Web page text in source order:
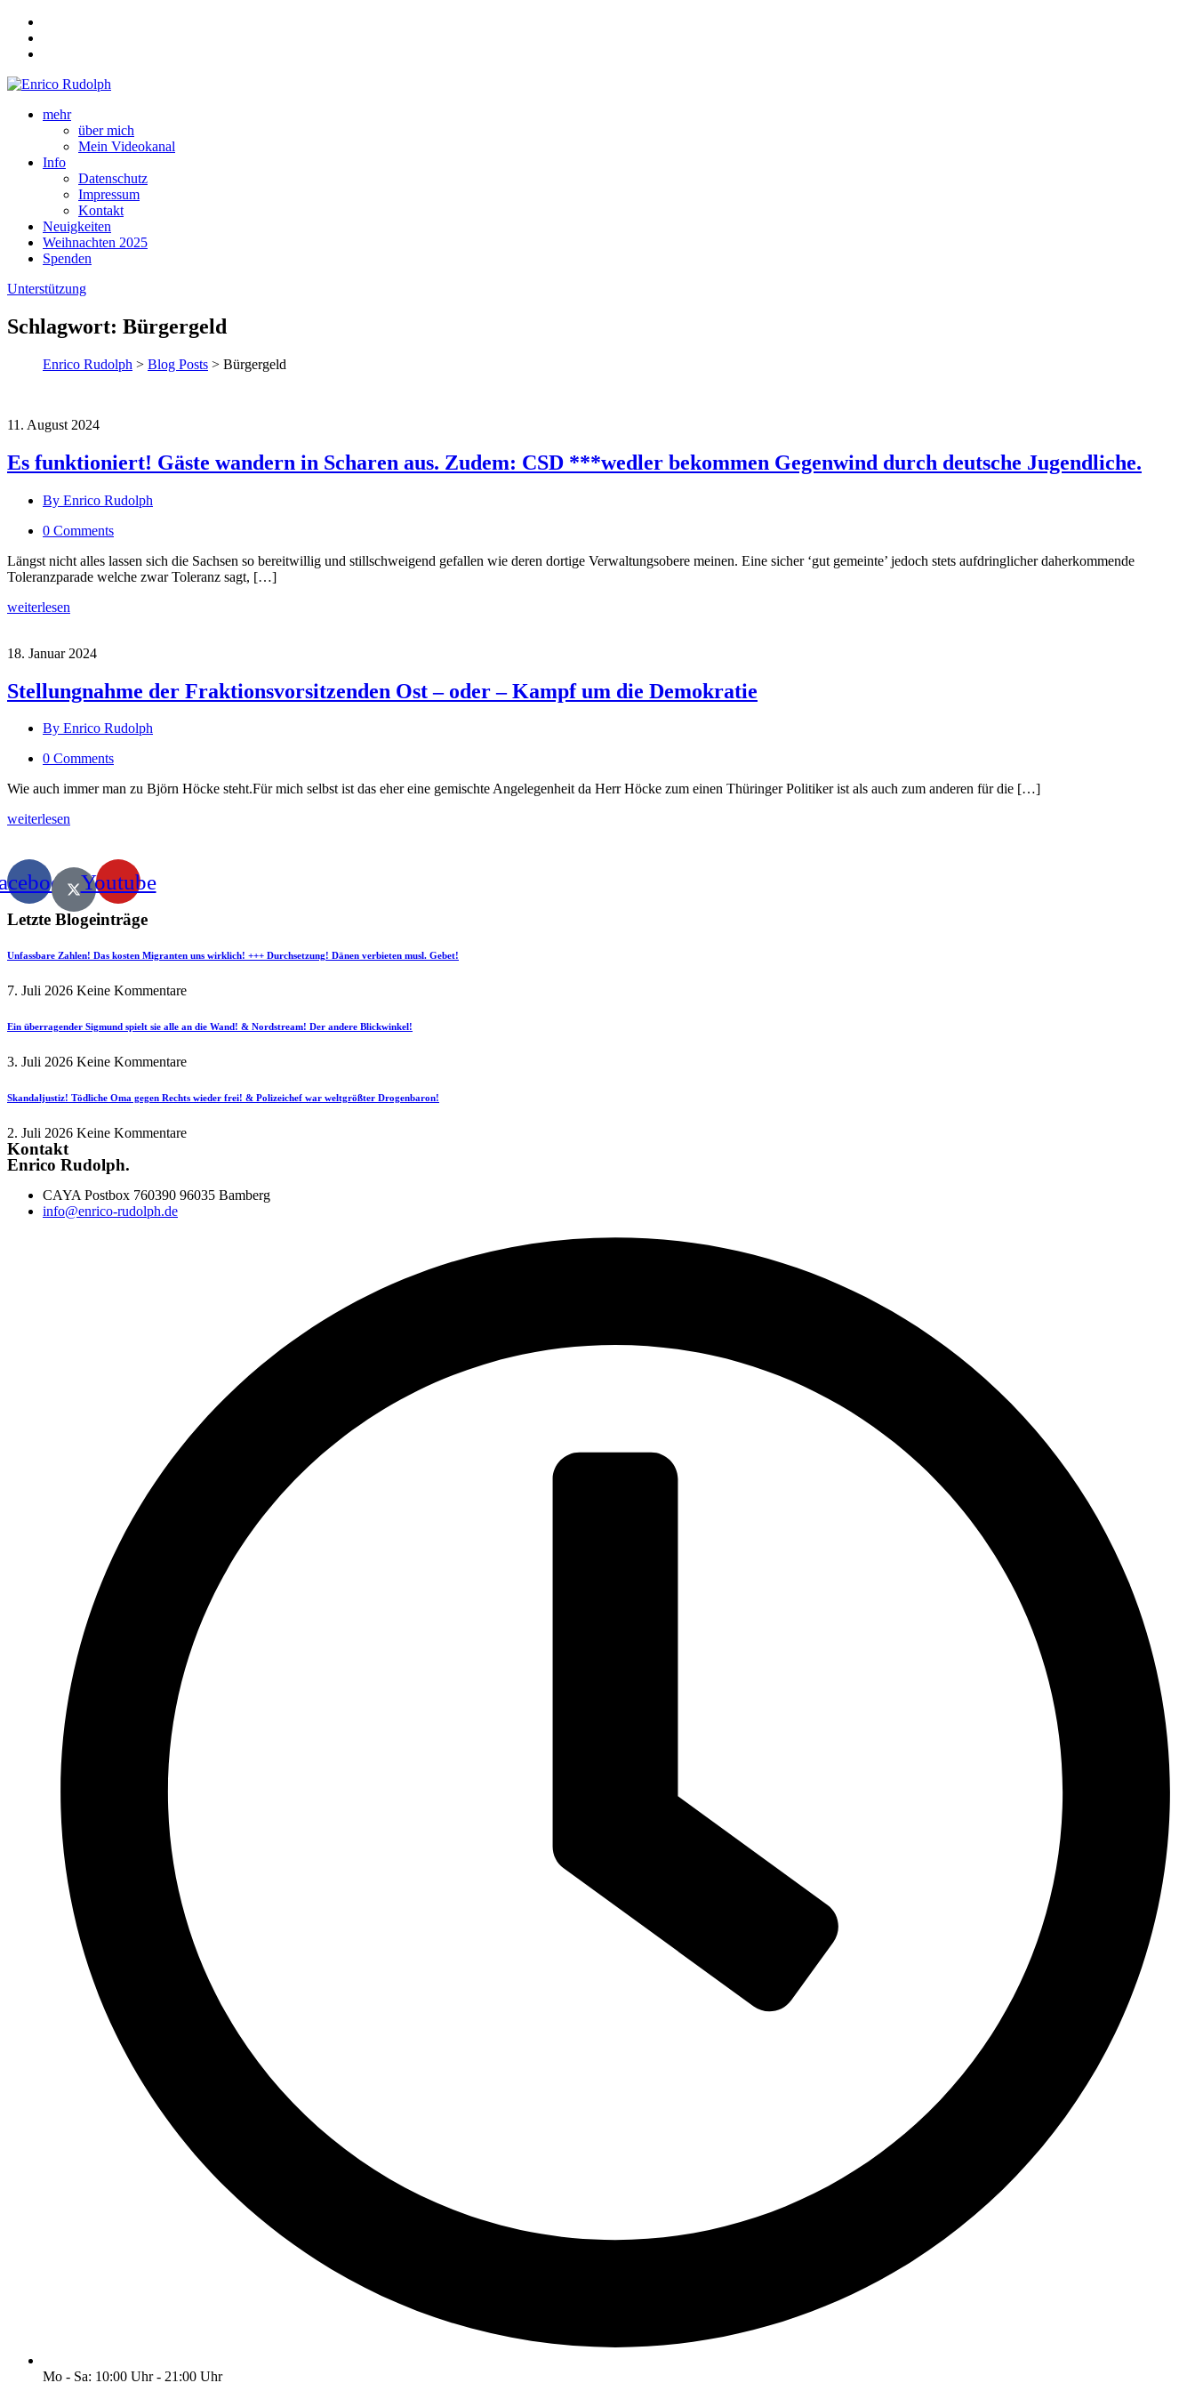
mehr
über mich
Mein Videokanal
Info
Datenschutz
Impressum
Kontakt
Neuigkeiten
Weihnachten 2025
Spenden
Unterstützung
Schlagwort: Bürgergeld
Enrico Rudolph > Blog Posts > Bürgergeld
11. August 2024
Es funktioniert! Gäste wandern in Scharen aus. Zudem: CSD ***wedler bekommen Gegenwind durch deutsche Jugendliche.
By Enrico Rudolph
0 Comments
Längst nicht alles lassen sich die Sachsen so bereitwillig und stillschweigend gefallen wie deren dortige Verwaltungsobere meinen. Eine sicher ‘gut gemeinte’ jedoch stets aufdringlicher daherkommende
Toleranzparade welche zwar Toleranz sagt, […]
weiterlesen
18. Januar 2024
Stellungnahme der Fraktionsvorsitzenden Ost – oder – Kampf um die Demokratie
By Enrico Rudolph
0 Comments
Wie auch immer man zu Björn Höcke steht.Für mich selbst ist das eher eine gemischte Angelegenheit da Herr Höcke zum einen Thüringer Politiker ist als auch zum anderen für die […]
weiterlesen
Youtube
Letzte Blogeinträge
Unfassbare Zahlen! Das kosten Migranten uns wirklich! +++ Durchsetzung! Dänen verbieten musl. Gebet!
7. Juli 2026 Keine Kommentare
Ein überragender Sigmund spielt sie alle an die Wand! & Nordstream! Der andere Blickwinkel!
3. Juli 2026 Keine Kommentare
Skandaljustiz! Tödliche Oma gegen Rechts wieder frei! & Polizeichef war weltgrößter Drogenbaron!
2. Juli 2026 Keine Kommentare
Kontakt
Enrico Rudolph.
CAYA Postbox 760390 96035 Bamberg
info@enrico-rudolph.de
Mo - Sa: 10:00 Uhr - 21:00 Uhr